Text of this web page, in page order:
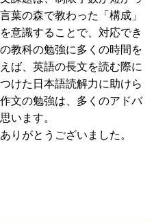
葉の森で教わった「構成」
意識することで、対応でき
教科の勉強に多くの時間を
ば、英語の長文を読む際に
けた日本語読解力に助けら
文の勉強は、多くのアドバ
います。
りがとうございました。